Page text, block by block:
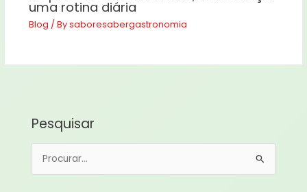
uma rotina diária
Blog / Bysaboresabergastronomia
Pesquisar